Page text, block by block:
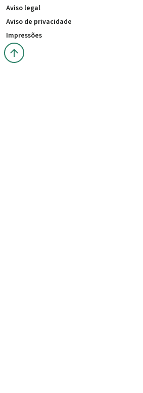
Aviso legal
Aviso de privacidade
Impressões